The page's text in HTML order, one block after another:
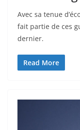
Avec sa tenue
fait partie de ces
dernier.
Read More